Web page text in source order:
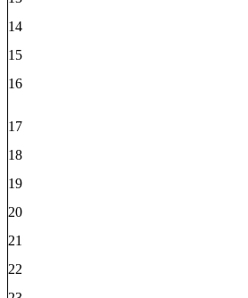
14
15
16
17
18
19
20
21
22